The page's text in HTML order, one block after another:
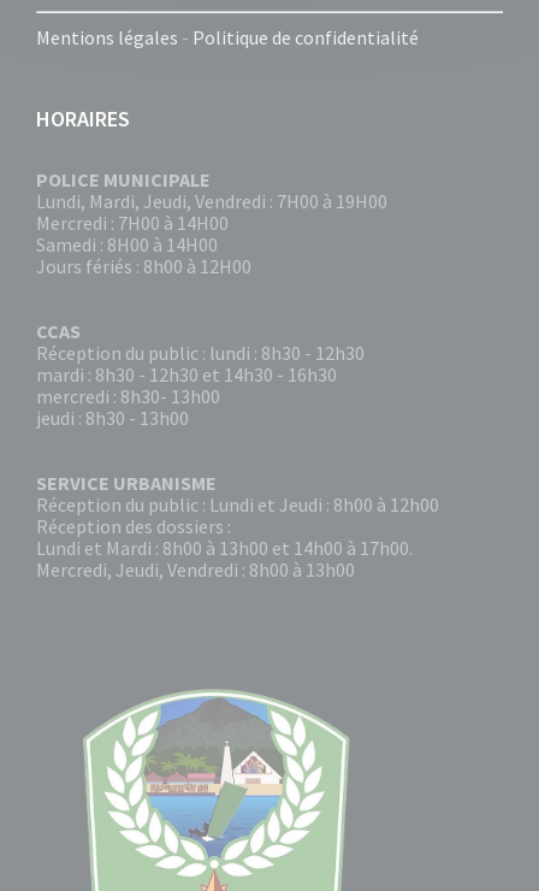
Mentions légales - Politique de confidentialité
HORAIRES
POLICE MUNICIPALE
Lundi, Mardi, Jeudi, Vendredi : 7H00 à 19H00
Mercredi : 7H00 à 14H00
Samedi : 8H00 à 14H00
Jours fériés : 8h00 à 12H00
CCAS
Réception du public : lundi : 8h30 - 12h30
mardi : 8h30 - 12h30 et 14h30 - 16h30
mercredi : 8h30- 13h00
jeudi : 8h30 - 13h00
SERVICE URBANISME
Réception du public : Lundi et Jeudi : 8h00 à 12h00
Réception des dossiers :
Lundi et Mardi : 8h00 à 13h00 et 14h00 à 17h00.
Mercredi, Jeudi, Vendredi : 8h00 à 13h00